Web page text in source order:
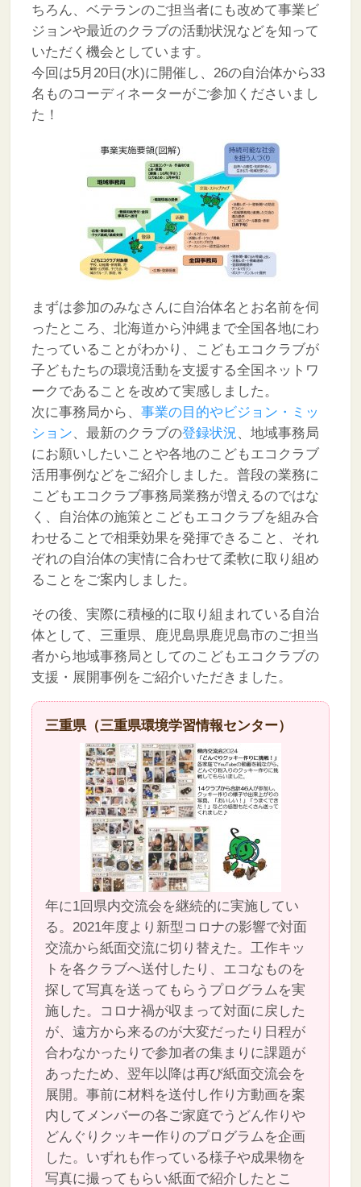
ちろん、ベテランのご担当者にも改めて事業ビ
ジョンや最近のクラブの活動状況などを知って
いただく機会としています。
今回は5月20日(水)に開催し、26の自治体から33
名ものコーディネーターがご参加くださいまし
た！
まずは参加のみなさんに自治体名とお名前を伺
ったところ、北海道から沖縄まで全国各地にわ
たっていることがわかり、こどもエコクラブが
子どもたちの環境活動を支援する全国ネットワ
ークであることを改めて実感しました。
次に事務局から、 事業の目的やビジョン・ミッ
ション、最新のクラブの登録状況、地域事務局
にお願いしたいことや各地のこどもエコクラブ
活用事例などをご紹介しました。普段の業務に
こどもエコクラブ事務局業務が増えるのではな
く、自治体の施策とこどもエコクラブを組み合
わせることで相乗効果を発揮できること、それ
ぞれの自治体の実情に合わせて柔軟に取り組め
ることをご案内しました。
その後、実際に積極的に取り組まれている自治
体として、三重県、鹿児島県鹿児島市のご担当
者から地域事務局としてのこどもエコクラブの
支援・展開事例をご紹介いただきました。
三重県（三重県環境学習情報センター）
年に1回県内交流会を継続的に実施してい
る。2021年度より新型コロナの影響で対面
交流から紙面交流に切り替えた。工作キッ
トを各クラブへ送付したり、エコなものを
探して写真を送ってもらうプログラムを実
施した。コロナ禍が収まって対面に戻した
が、遠方から来るのが大変だったり日程が
合わなかったりで参加者の集まりに課題が
あったため、翌年以降は再び紙面交流会を
展開。事前に材料を送付し作り方動画を案
内してメンバーの各ご家庭でうどん作りや
どんぐりクッキー作りのプログラムを企画
した。いずれも作っている様子や成果物を
写真に撮ってもらい紙面で紹介したとこ